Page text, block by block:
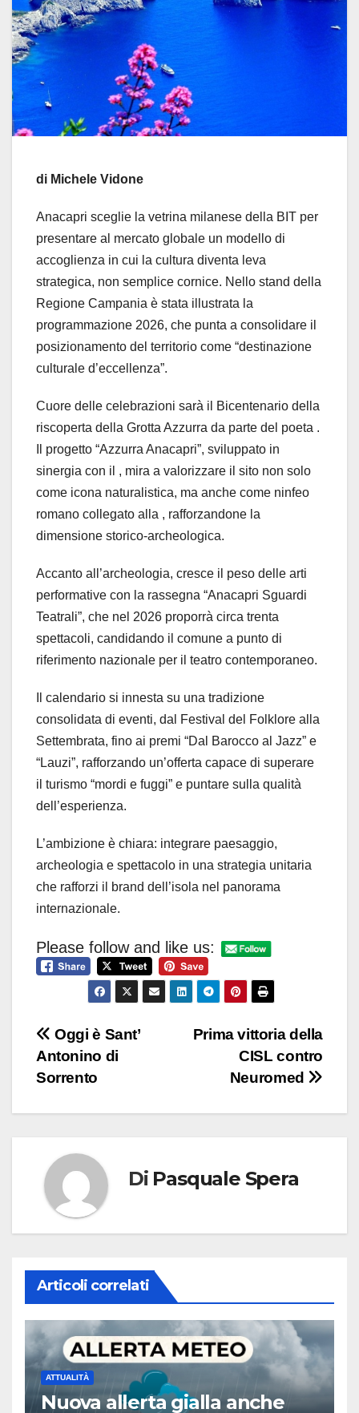
di Michele Vidone
Anacapri sceglie la vetrina milanese della BIT per
presentare al mercato globale un modello di
accoglienza in cui la cultura diventa leva
strategica, non semplice cornice. Nello stand della
Regione Campania è stata illustrata la
programmazione 2026, che punta a consolidare il
posizionamento del territorio come “destinazione
culturale d’eccellenza”.
Cuore delle celebrazioni sarà il Bicentenario della
riscoperta della Grotta Azzurra da parte del poeta .
Il progetto “Azzurra Anacapri”, sviluppato in
sinergia con il , mira a valorizzare il sito non solo
come icona naturalistica, ma anche come ninfeo
romano collegato alla , rafforzandone la
dimensione storico-archeologica.
Accanto all’archeologia, cresce il peso delle arti
performative con la rassegna “Anacapri Sguardi
Teatrali”, che nel 2026 proporrà circa trenta
spettacoli, candidando il comune a punto di
riferimento nazionale per il teatro contemporaneo.
Il calendario si innesta su una tradizione
consolidata di eventi, dal Festival del Folklore alla
Settembrata, fino ai premi “Dal Barocco al Jazz” e
“Lauzi”, rafforzando un’offerta capace di superare
il turismo “mordi e fuggi” e puntare sulla qualità
dell’esperienza.
L’ambizione è chiara: integrare paesaggio,
archeologia e spettacolo in una strategia unitaria
che rafforzi il brand dell’isola nel panorama
internazionale.
Please follow and like us:
Navigazione
articoli
Prima vittoria della
CISL contro
Neuromed
Oggi è Sant’
Antonino di
Sorrento
Di Pasquale Spera
Articoli correlati
ATTUALITÀ
Nuova allerta gialla anche